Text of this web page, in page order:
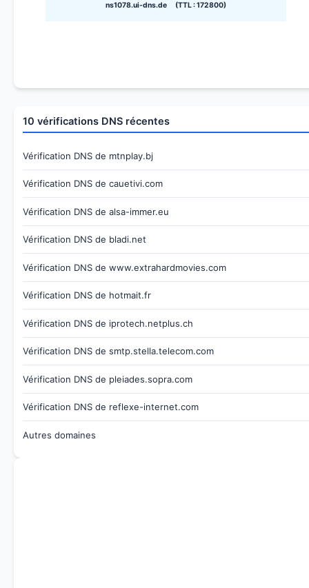
ns1078.ui-dns.de (TTL : 172800)
10 vérifications DNS récentes
Vérification DNS de mtnplay.bj
Vérification DNS de cauetivi.com
Vérification DNS de alsa-immer.eu
Vérification DNS de bladi.net
Vérification DNS de www.extrahardmovies.com
Vérification DNS de hotmait.fr
Vérification DNS de iprotech.netplus.ch
Vérification DNS de smtp.stella.telecom.com
Vérification DNS de pleiades.sopra.com
Vérification DNS de reflexe-internet.com
Autres domaines